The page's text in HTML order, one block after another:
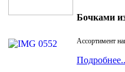
Бочками
Ассортимент